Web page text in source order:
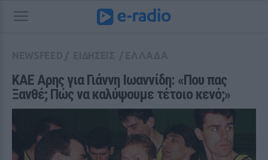
ΚΑΕ Αρης για Γιάννη Ιωαννίδη: «Που πας
Ξανθέ; Πώς να καλύψουμε τέτοιο κενό;»